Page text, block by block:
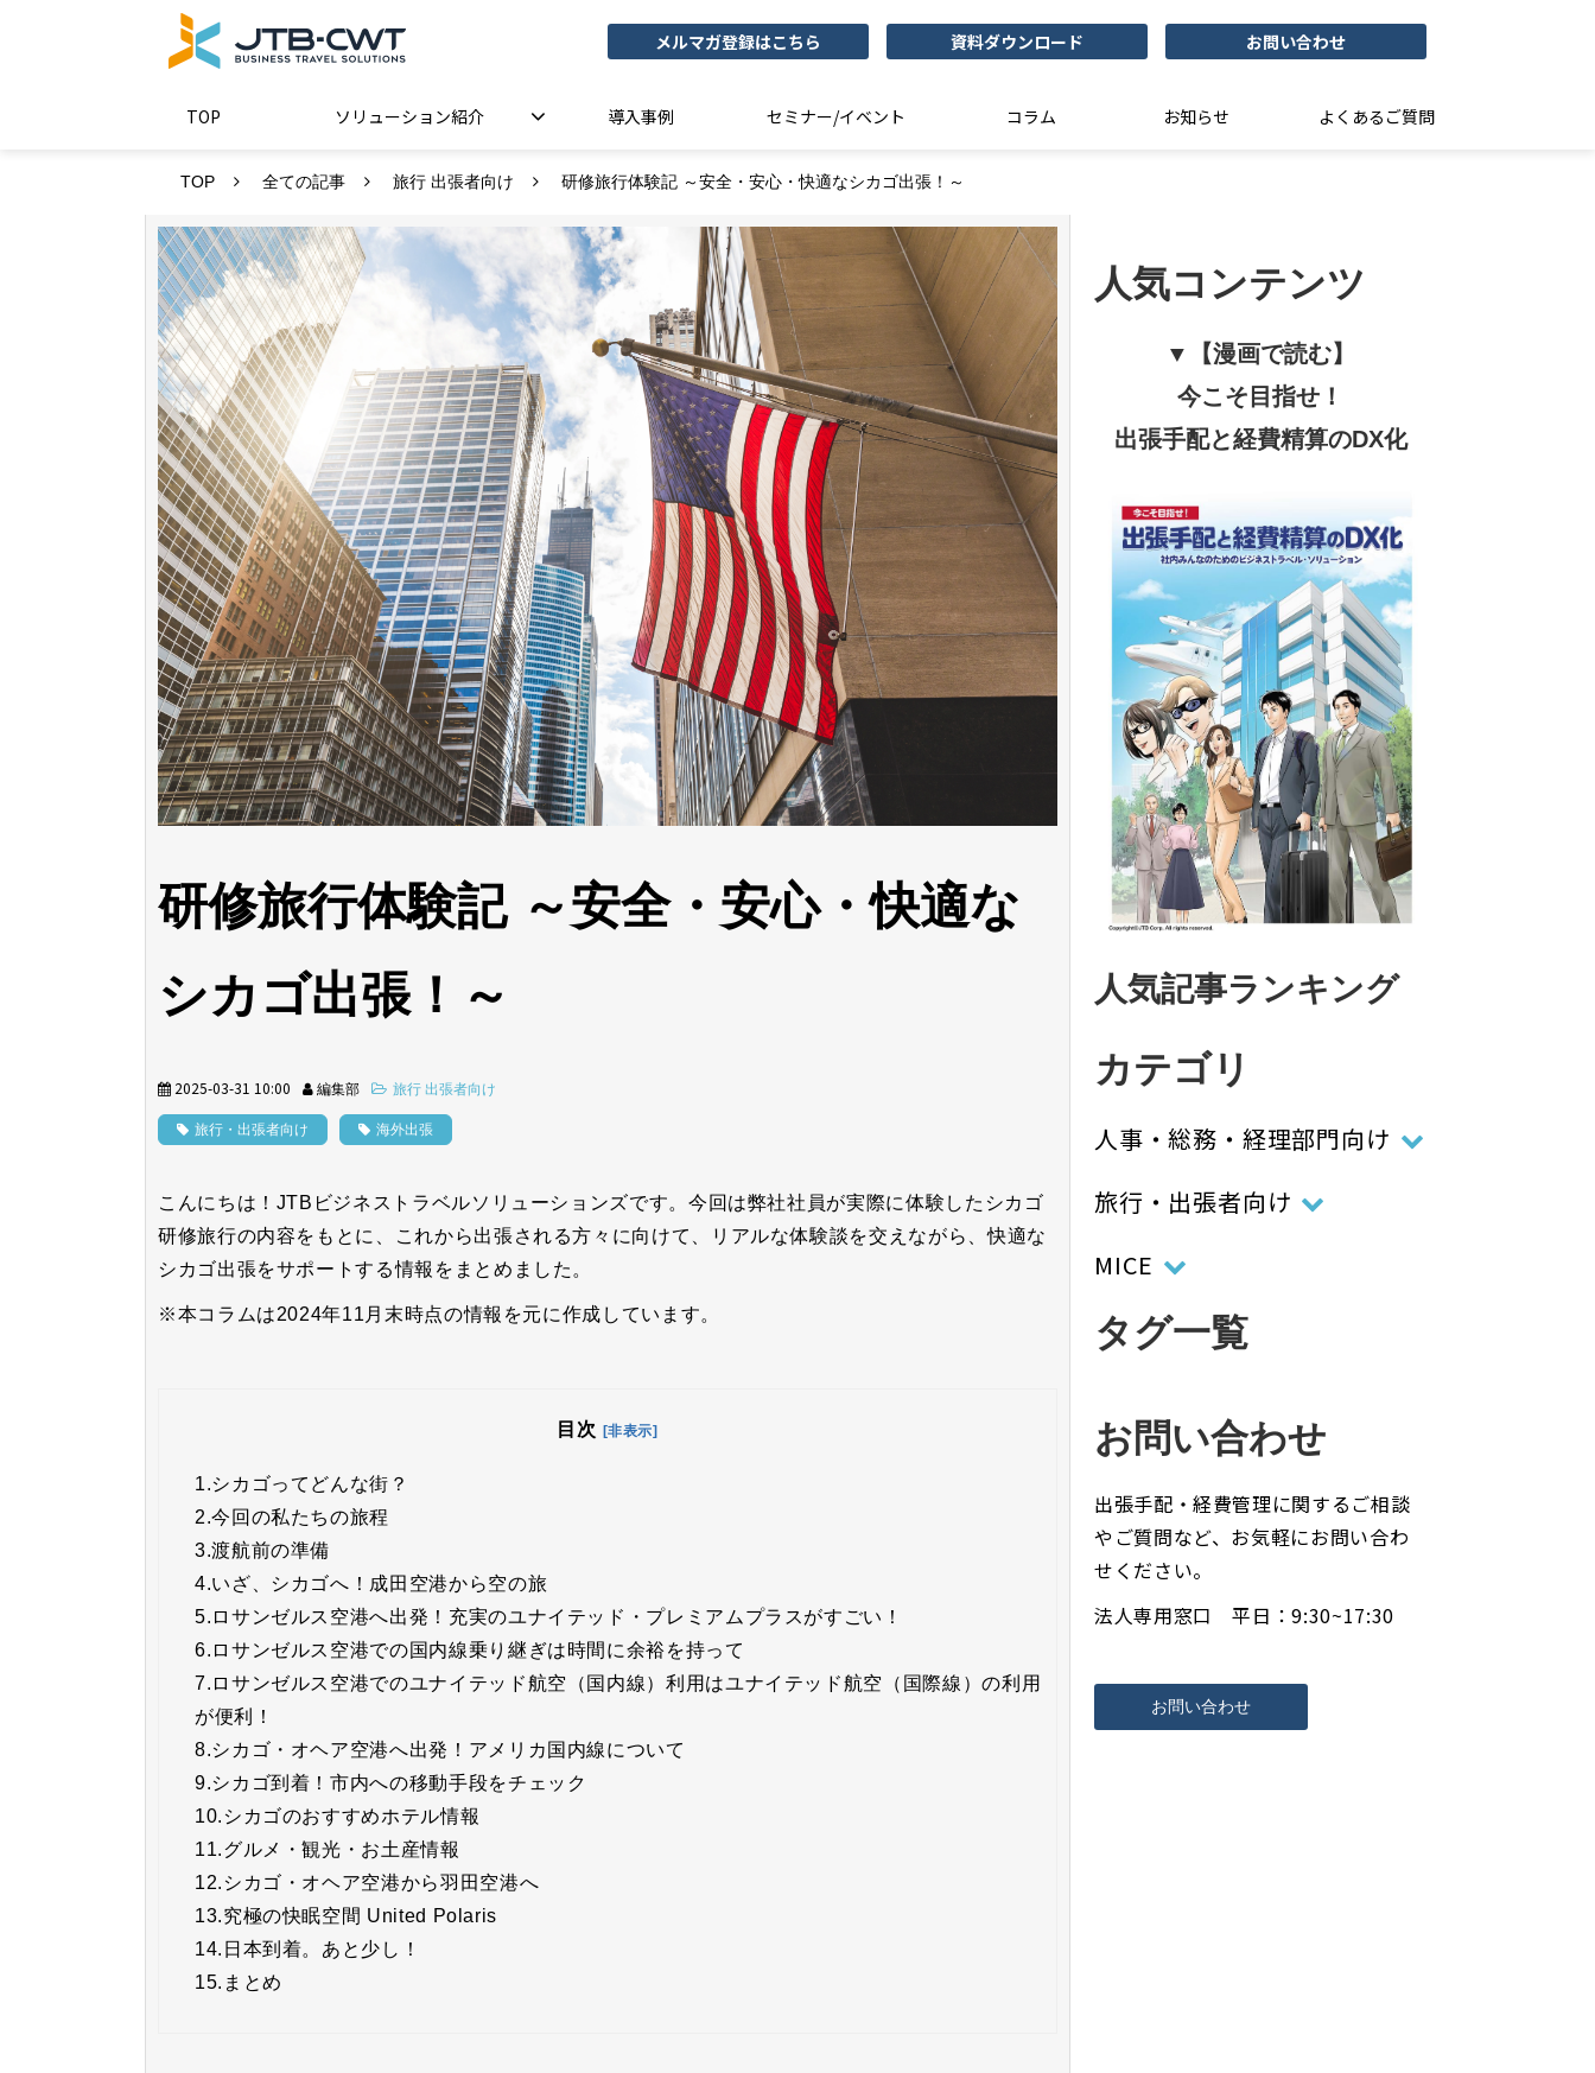
メルマガ登録はこちら 資料ダウンロード お問い合わせ
TOP ソリューション紹介 導入事例 セミナー/イベント コラム お知らせ よくあるご質問
TOP 全ての記事 旅行 出張者向け 研修旅行体験記 ～安全・安心・快適なシカゴ出張！～
研修旅行体験記 ～安全・安心・快適な
シカゴ出張！～
2025-03-31 10:00 編集部 旅行 出張者向け
旅行・出張者向け 海外出張
こんにちは！JTBビジネストラベルソリューションズです。今回は弊社社員が実際に体験したシカゴ
研修旅行の内容をもとに、これから出張される方々に向けて、リアルな体験談を交えながら、快適な
シカゴ出張をサポートする情報をまとめました。
※本コラムは2024年11月末時点の情報を元に作成しています。
目次 [非表示]
1.シカゴってどんな街？
2.今回の私たちの旅程
3.渡航前の準備
4.いざ、シカゴへ！成田空港から空の旅
5. ロサンゼルス空港へ出発！充実のユナイテッド・プレミアムプラスがすごい！
6. ロサンゼルス空港での国内線乗り継ぎは時間に余裕を持って
7. ロサンゼルス空港でのユナイテッド航空（国内線）利用はユナイテッド航空（国際線）の利用
が便利！
8.シカゴ・オヘア空港へ出発！アメリカ国内線について
9.シカゴ到着！市内への移動手段をチェック
10. シカゴのおすすめホテル情報
11.グルメ・観光・お土産情報
12. シカゴ・オヘア空港から羽田空港へ
13.究極の快眠空間 United Polaris
14. 日本到着。あと少し！
15. まとめ
人気コンテンツ
▼【漫画で読む】
今こそ目指せ！
出張手配と経費精算のDX化
人気記事ランキング
カテゴリ
人事・総務・経理部門向け
旅行・出張者向け
MICE
タグ一覧
お問い合わせ
出張手配・経費管理に関するご相談
やご質問など、お気軽にお問い合わ
せください。
法人専用窓口 平日：9:30~17:30
お問い合わせ